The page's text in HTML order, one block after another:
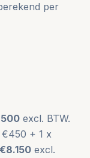
per
excl. BTW.
+ 1 x
€8.150 excl.